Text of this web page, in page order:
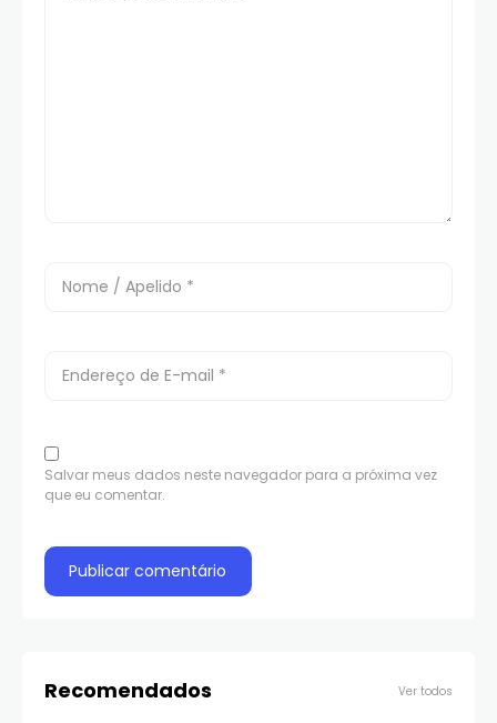
Salvar meus dados neste navegador para a próxima vez
que eu comentar.
Recomendados Ver todos